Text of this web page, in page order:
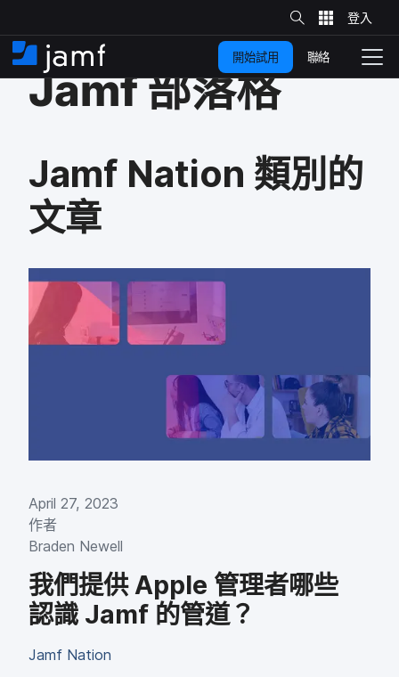
​
至
​
主
網
站
​ 搜
尋
住
家
切
換
開始試用 聯絡
Jamf部​落格
Jamf Nation 類別​的​
文章
April 27, 2023
作​者
Braden Newell
我們​提供Apple 管理​者​哪些​
認識Jamf 的​管道？
Jamf Nation